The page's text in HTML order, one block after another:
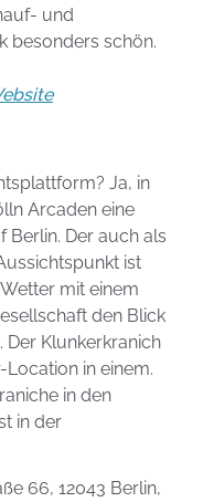
und
besonders schön.
Ja, in
Arcaden eine
Berlin. Der auch als
ist
mit einem
den Blick
Der Klunkerkranich
in einem.
in den
in der
66, 12043 Berlin,